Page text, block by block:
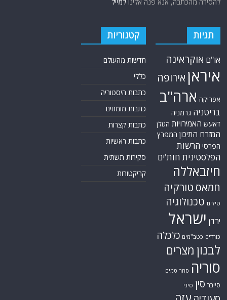
תגיות
או"ם אוקראינה
איראן אירופה
אפריקה ארה"ב
בריטניה גרמניה
דאעש האמירויות הגולן
המזרח התיכון המפרץ
הפרסי הרשות
הפלסטינית חות'ים
חיזבאללה
חמאס טורקיה
טילים טכנולוגיה
ירדן ישראל
כורדים כטב"מים כלכלה
לבנון מצרים
סוריה סחר סמים
סייבר סין סיני
קטגוריות
חדשות מהעולם
כללי
כתבות היסטוריה
כתבות מומחים
כתבות קצרות
כתבות ראשיות
סקירות תשתית
קריקטורות